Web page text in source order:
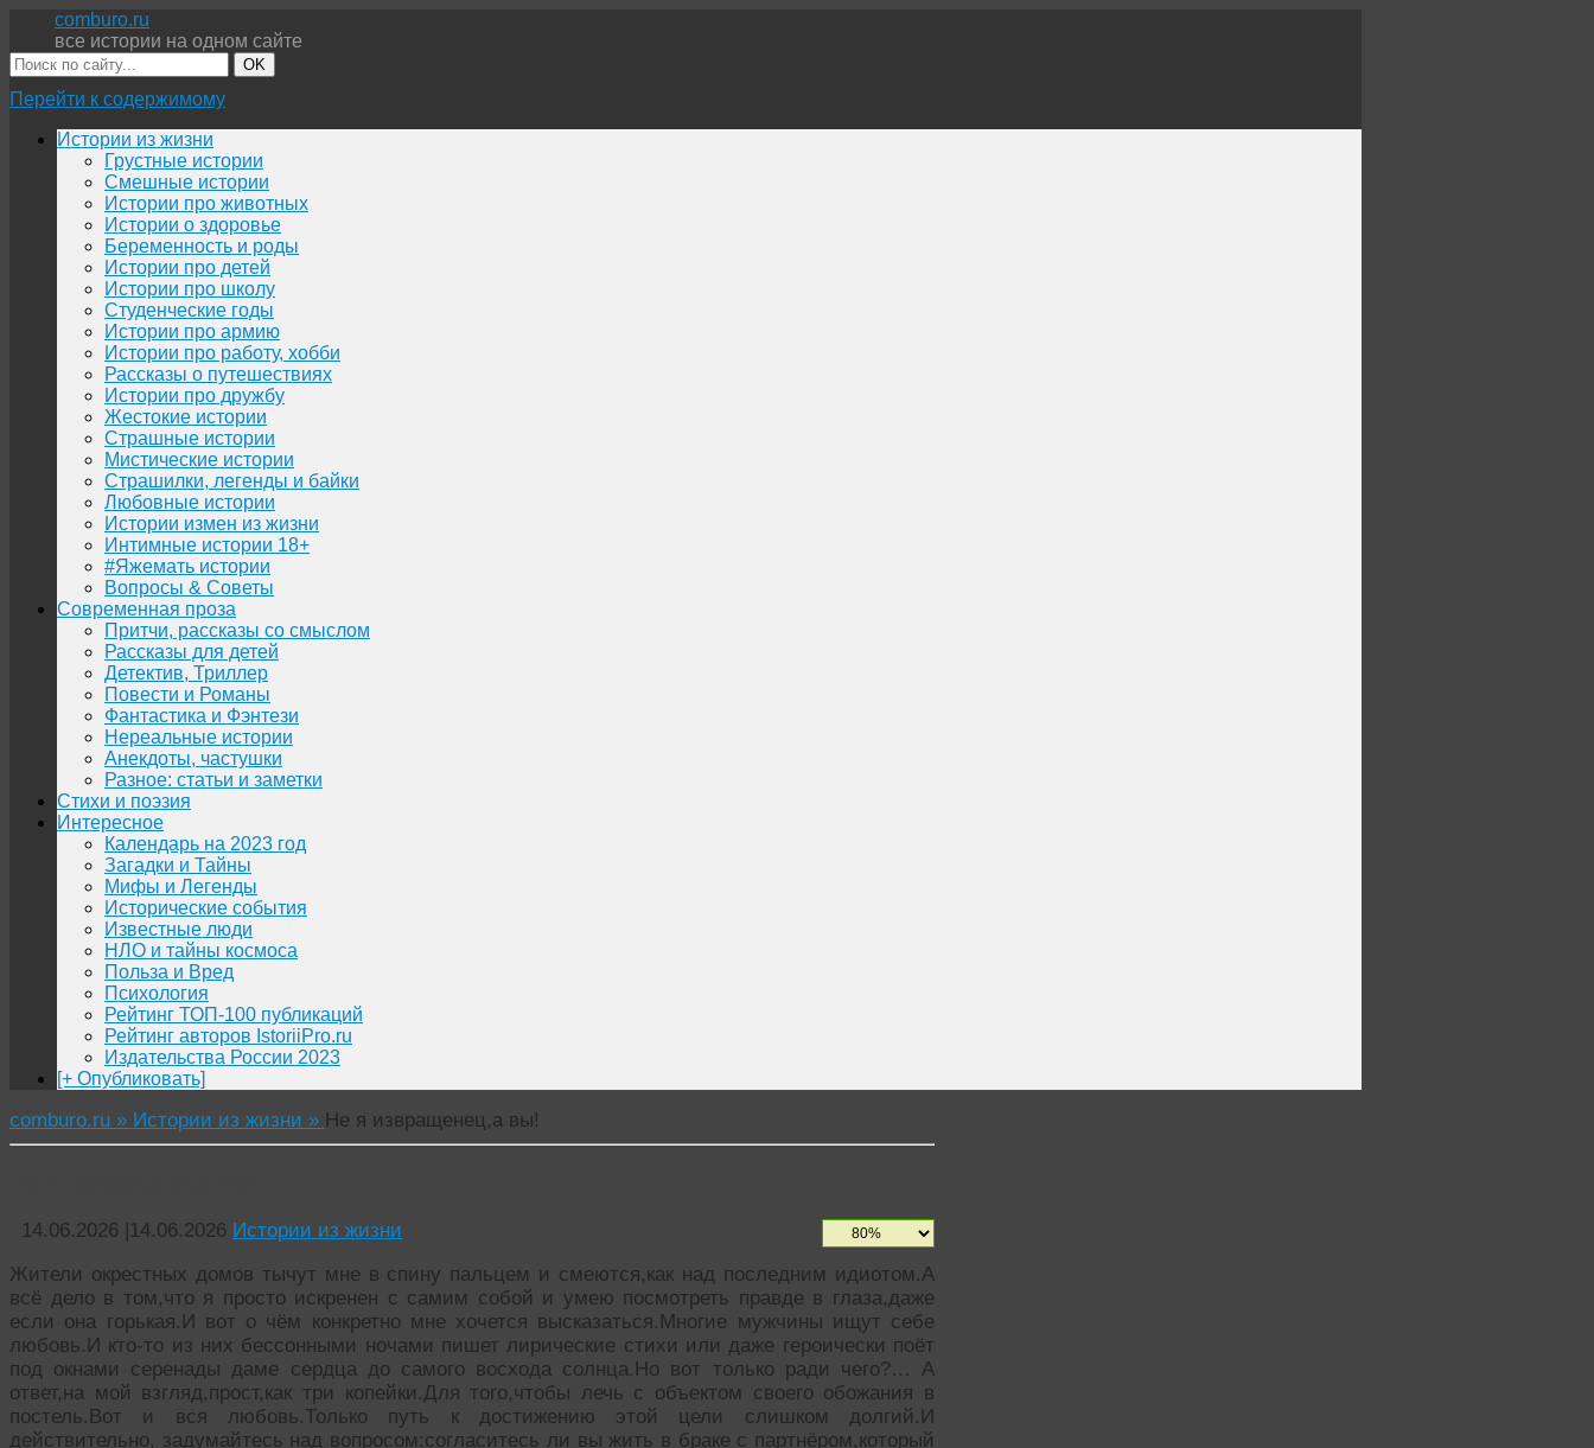
comburo.ru
все истории на одном сайте
OK
Перейти к содержимому
Истории из жизни
Грустные истории
Смешные истории
Истории про животных
Истории о здоровье
Беременность и роды
Истории про детей
Истории про школу
Студенческие годы
Истории про армию
Истории про работу, хобби
Рассказы о путешествиях
Истории про дружбу
Жестокие истории
Страшные истории
Мистические истории
Страшилки, легенды и байки
Любовные истории
Истории измен из жизни
Интимные истории 18+
#Яжемать истории
Вопросы & Советы
Современная проза
Притчи, рассказы со смыслом
Рассказы для детей
Детектив, Триллер
Повести и Романы
Фантастика и Фэнтези
Нереальные истории
Анекдоты, частушки
Разное: статьи и заметки
Стихи и поэзия
Интересное
Календарь на 2023 год
Загадки и Тайны
Мифы и Легенды
Исторические события
Известные люди
НЛО и тайны космоса
Польза и Вред
Психология
Рейтинг ТОП-100 публикаций
Рейтинг авторов IstoriiPro.ru
Издательства России 2023
[+ Опубликовать]
comburo.ru » Истории из жизни » Не я извращенец,а вы!
14.06.2026 |14.06.2026 Истории из жизни
Жители окрестных домов тычут мне в спину пальцем и смеются,как над последним идиотом.А
всё дело в том,что я просто искренен с самим собой и умею посмотреть правде в глаза,даже
если она горькая.И вот о чём конкретно мне хочется высказаться.Многие мужчины ищут себе
любовь.И кто-то из них бессонными ночами пишет лирические стихи или даже героически поёт
под окнами серенады даме сердца до самого восхода солнца.Но вот только ради чего?… А
ответ,на мой взгляд,прост,как три копейки.Для того,чтобы лечь с объектом своего обожания в
постель.Вот и вся любовь.Только путь к достижению этой цели слишком долгий.И
действительно, задумайтесь над вопросом:согласитесь ли вы жить в браке с партнёром,который